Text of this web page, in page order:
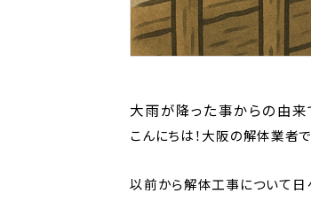
大雨が降った事からの由来
こんにちは！大阪の解体業者
以前から解体工事について日